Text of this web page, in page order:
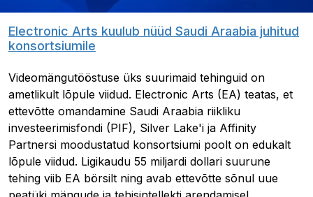
Electronic Arts kuulub nüüd Saudi Araabia juhitud
konsortsiumile
Videomängutööstuse üks suurimaid tehinguid on
ametlikult lõpule viidud. Electronic Arts (EA) teatas, et
ettevõtte omandamine Saudi Araabia riikliku
investeerimisfondi (PIF), Silver Lake'i ja Affinity
Partnersi moodustatud konsortsiumi poolt on edukalt
lõpule viidud. Ligikaudu 55 miljardi dollari suurune
tehing viib EA börsilt ning avab ettevõtte sõnul uue